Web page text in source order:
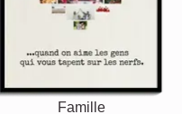
Famille